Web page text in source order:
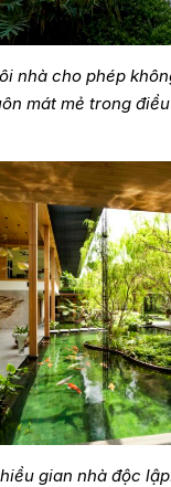
nhà cho phép
mát mẻ trong
gian nhà độc